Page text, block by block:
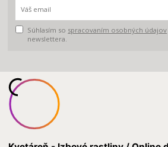
Súhlasím so spracovaním osobných údajov
newslettera.